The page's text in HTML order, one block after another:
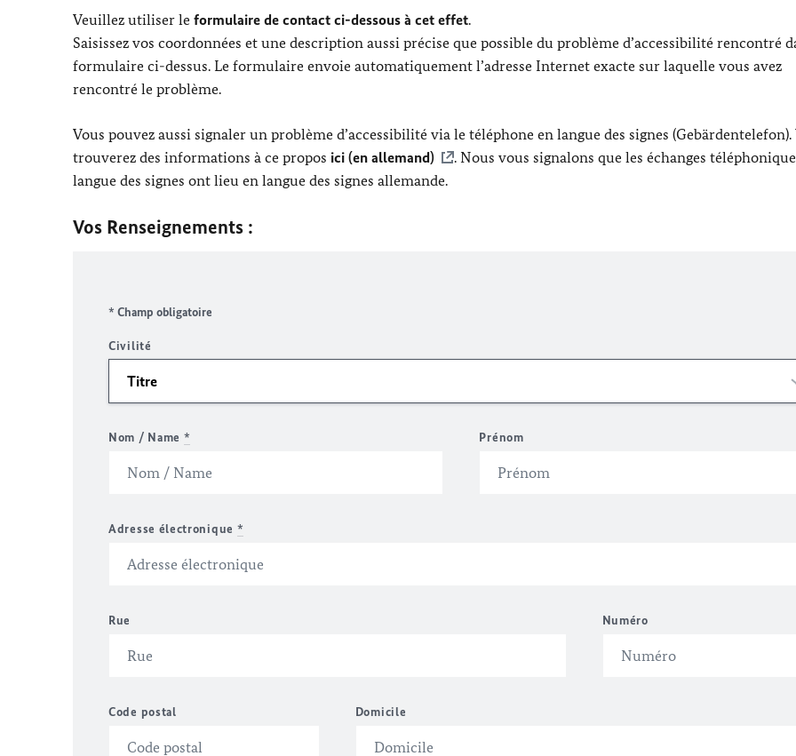
Veuillez utiliser le formulaire de contact ci-dessous à cet effet.
Saisissez vos coordonnées et une description aussi précise que possible du problème d’accessibilité rencontré
formulaire ci-dessus. Le formulaire envoie automatiquement l’adresse Internet exacte sur laquelle vous avez
rencontré le problème.
Vous pouvez aussi signaler un problème d’accessibilité via le téléphone en langue des signes (Gebärdentelefon).
trouverez des informations à ce propos ici (en allemand)
. Nous vous signalons que les échanges
langue des signes ont lieu en langue des signes allemande.
Vos Renseignements :
* Champ obligatoire
Civilité
Nom / Name * Prénom
Adresse électronique *
Rue Numéro
Code postal Domicile